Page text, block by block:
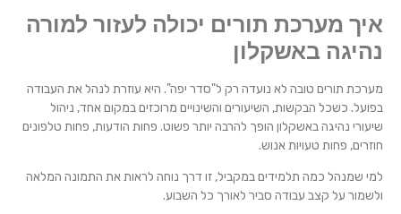
איך מערכת תורים יכולה לעזור למורה
נהיגה באשקלון
מערכת תורים טובה לא נועדה רק ל"סדר יפה". היא עוזרת לנהל את העבודה
בפועל. כשכל הבקשות, השיעורים והשינויים מרוכזים במקום אחד, ניהול
שיעורי נהיגה באשקלון הופך להרבה יותר פשוט. פחות הודעות, פחות טלפונים
חוזרים, פחות טעויות אנוש.
למי שמנהל כמה תלמידים במקביל, זו דרך נוחה לראות את התמונה המלאה
ולשמור על קצב עבודה סביר לאורך כל השבוע.